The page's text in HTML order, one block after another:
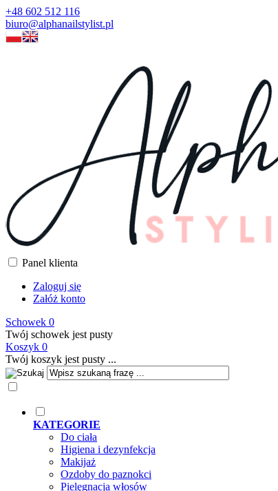
+48 602 512 116
biuro@alphanailstylist.pl
Panel klienta
Zaloguj się
Załóż konto
Schowek 0
Twój schowek jest pusty
Koszyk 0
Twój koszyk jest pusty ...
KATEGORIE
Do ciała
Higiena i dezynfekcja
Makijaż
Ozdoby do paznokci
Pielęgnacja włosów